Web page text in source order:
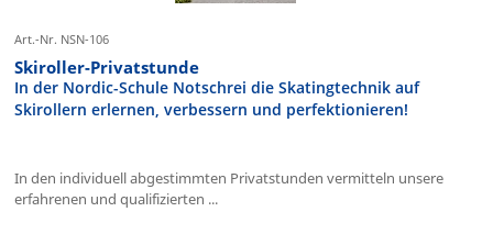
Art.-Nr. NSN-106
Skiroller-Privatstunde
In der Nordic-Schule Notschrei die Skatingtechnik auf
Skirollern erlernen, verbessern und perfektionieren!
In den individuell abgestimmten Privatstunden vermitteln unsere
erfahrenen und qualifizierten ...